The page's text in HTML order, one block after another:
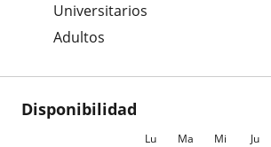
Universitarios
Adultos
Disponibilidad
Lu Ma Mi Ju